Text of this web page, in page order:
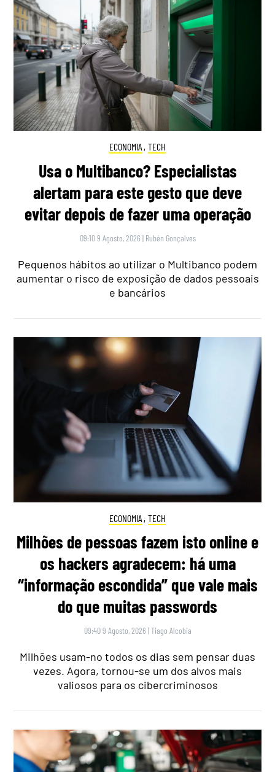
ECONOMIA , TECH
Usa o Multibanco? Especialistas
alertam para este gesto que deve
evitar depois de fazer uma operação
09:10 9 Agosto, 2026 | Rubén Gonçalves
Pequenos hábitos ao utilizar o Multibanco podem
aumentar o risco de exposição de dados pessoais
e bancários
ECONOMIA , TECH
Milhões de pessoas fazem isto online e
os hackers agradecem: há uma
“informação escondida” que vale mais
do que muitas passwords
09:40 9 Agosto, 2026 |Tiago Alcobia
Milhões usam-no todos os dias sem pensar duas
vezes. Agora, tornou-se um dos alvos mais
valiosos para os cibercriminosos